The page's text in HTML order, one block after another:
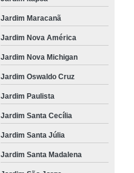
Jardim Maracanã
Jardim Nova América
Jardim Nova Michigan
Jardim Oswaldo Cruz
Jardim Paulista
Jardim Santa Cecília
Jardim Santa Júlia
Jardim Santa Madalena